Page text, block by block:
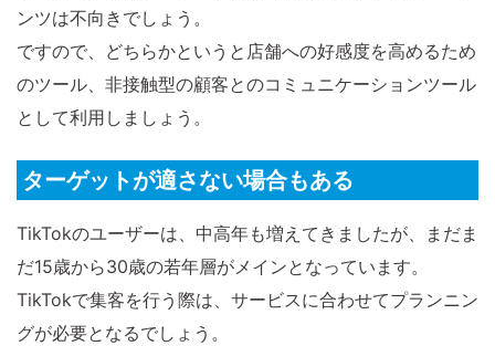
ンツは不向きでしょう。
ですので、どちらかというと店舗への好感度を高めるため
のツール、非接触型の顧客とのコミュニケーションツール
として利用しましょう。
ターゲットが適さない場合もある
TikTokのユーザーは、中高年も増えてきましたが、まだま
だ15歳から30歳の若年層がメインとなっています。
TikTokで集客を行う際は、サービスに合わせてプランニン
グが必要となるでしょう。